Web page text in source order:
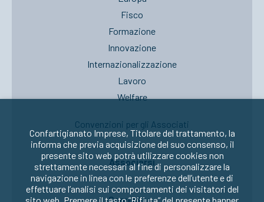
Fisco
Formazione
Innovazione
Internazionalizzazione
Lavoro
Welfare
Convenzioni per gli Associati
Associarsi
Seguici su:
Confartigianato Imprese, Titolare del trattamento, la
informa che previa acquisizione del suo consenso, il
presente sito web potrà utilizzare cookies non
strettamente necessari al fine di personalizzare la
navigazione in linea con le preferenze dell’utente e di
effettuare l’analisi sui comportamenti dei visitatori del